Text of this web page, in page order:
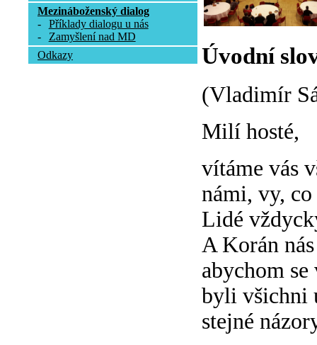
Mezináboženský dialog
-
Příklady dialogu u nás
-
Zamyšlení nad MD
Odkazy
Úvodní
(Vladimír
Milí hosté,
vítáme vás
námi, vy, co
Lidé
A Korán
abychom
byli všichni
stejné